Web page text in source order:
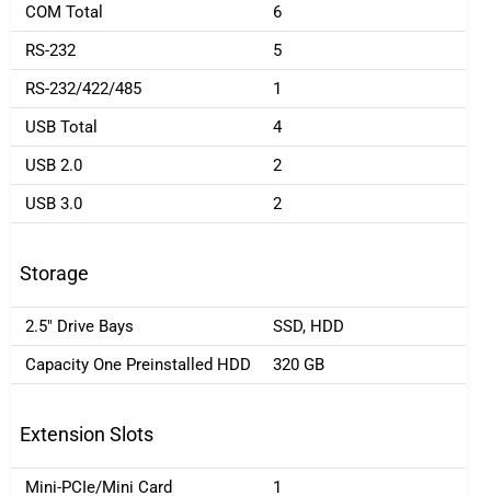
COM Total
6
RS-232
5
RS-232/422/485
1
USB Total
4
USB 2.0
2
USB 3.0
2
Storage
2.5" Drive Bays
SSD, HDD
Capacity One Preinstalled HDD
320 GB
Extension Slots
Mini-PCIe/Mini Card 1